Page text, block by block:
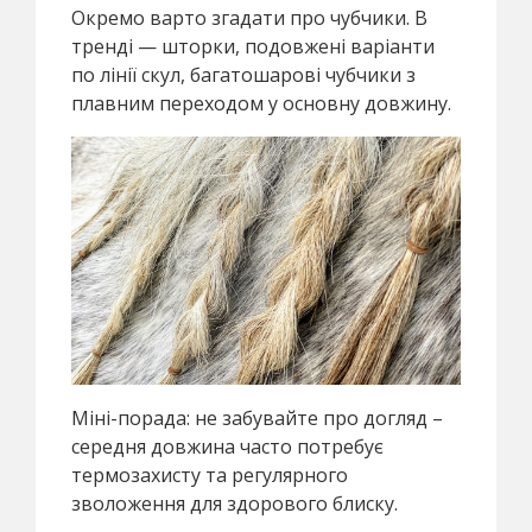
Окремо варто згадати про чубчики. В
тренді — шторки, подовжені варіанти
по лінії скул, багатошарові чубчики з
плавним переходом у основну довжину.
Міні-порада: не забувайте про догляд –
середня довжина часто потребує
термозахисту та регулярного
зволоження для здорового блиску.